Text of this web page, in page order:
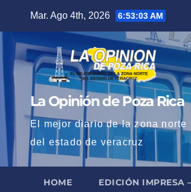
contenido
Mar. Ago 4th, 2026 6:53:04 AM
La Opinión de Poza Rica
El mejor diario de la zona norte
del estado de veracruz
HOME EDICIÓN IMPRESA